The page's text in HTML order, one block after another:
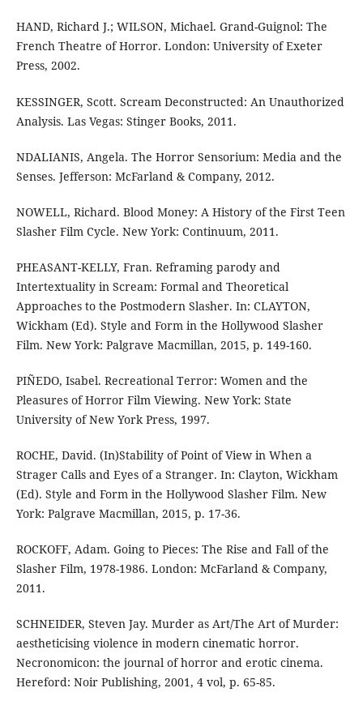
HAND, Richard J.; WILSON, Michael. Grand-Guignol: The
French Theatre of Horror. London: University of Exeter
Press, 2002.
KESSINGER, Scott. Scream Deconstructed: An Unauthorized
Analysis. Las Vegas: Stinger Books, 2011.
NDALIANIS, Angela. The Horror Sensorium: Media and the
Senses. Jefferson: McFarland & Company, 2012.
NOWELL, Richard. Blood Money: A History of the First Teen
Slasher Film Cycle. New York: Continuum, 2011.
PHEASANT-KELLY, Fran. Reframing parody and
Intertextuality in Scream: Formal and Theoretical
Approaches to the Postmodern Slasher. In: CLAYTON,
Wickham (Ed). Style and Form in the Hollywood Slasher
Film. New York: Palgrave Macmillan, 2015, p. 149-160.
PIÑEDO, Isabel. Recreational Terror: Women and the
Pleasures of Horror Film Viewing. New York: State
University of New York Press, 1997.
ROCHE, David. (In)Stability of Point of View in When a
Strager Calls and Eyes of a Stranger. In: Clayton, Wickham
(Ed). Style and Form in the Hollywood Slasher Film. New
York: Palgrave Macmillan, 2015, p. 17-36.
ROCKOFF, Adam. Going to Pieces: The Rise and Fall of the
Slasher Film, 1978-1986. London: McFarland & Company,
2011.
SCHNEIDER, Steven Jay. Murder as Art/The Art of Murder:
aestheticising violence in modern cinematic horror.
Necronomicon: the journal of horror and erotic cinema.
Hereford: Noir Publishing, 2001, 4 vol, p. 65-85.